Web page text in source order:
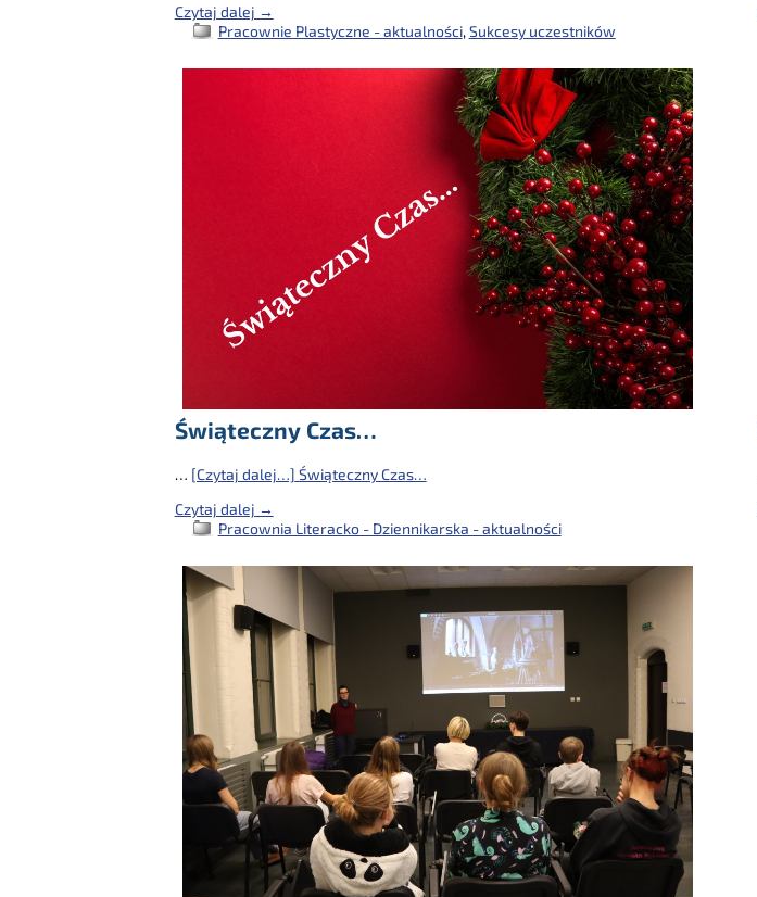
Czytaj dalej →
Pracownie Plastyczne - aktualności,Sukcesy uczestników
Świąteczny Czas…
… [Czytaj dalej…] Świąteczny Czas…
Czytaj dalej →
Pracownia Literacko - Dziennikarska - aktualności